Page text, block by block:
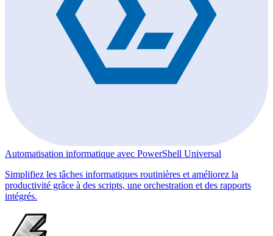
Automatisation informatique avec PowerShell Universal
Simplifiez les tâches informatiques routinières et améliorez la
productivité grâce à des scripts, une orchestration et des rapports
intégrés.